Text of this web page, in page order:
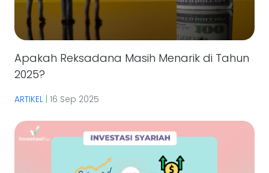
Apakah Reksadana Masih Menarik di Tahun
2025?
ARTIKEL | 16 Sep 2025